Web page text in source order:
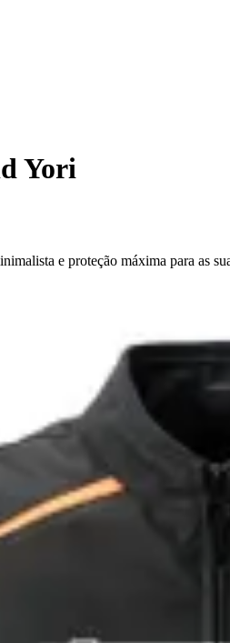
Yori
e proteção máxima para as